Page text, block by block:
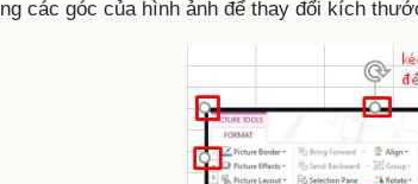
các góc của hình ảnh để thay đổi kích